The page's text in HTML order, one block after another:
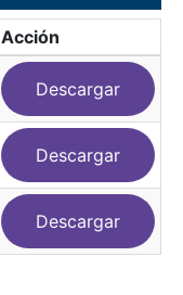
Acción
Descargar
Descargar
Descargar